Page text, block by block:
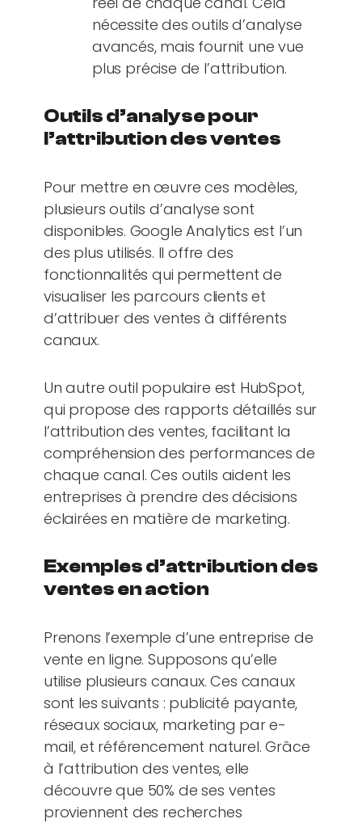
nécessite des outils d’analyse
avancés, mais fournit une vue
plus précise de l’attribution.
Outils d’analyse pour
l’attribution des ventes
Pour mettre en œuvre ces modèles,
plusieurs outils d’analyse sont
disponibles. Google Analytics est l’un
des plus utilisés. Il offre des
fonctionnalités qui permettent de
visualiser les parcours clients et
d’attribuer des ventes à différents
canaux.
Un autre outil populaire est HubSpot,
qui propose des rapports détaillés sur
l’attribution des ventes, facilitant la
compréhension des performances de
chaque canal. Ces outils aident les
entreprises à prendre des décisions
éclairées en matière de marketing.
Exemples d’attribution des
ventes en action
Prenons l’exemple d’une entreprise de
vente en ligne. Supposons qu’elle
utilise plusieurs canaux. Ces canaux
sont les suivants : publicité payante,
réseaux sociaux, marketing par e-
mail, et référencement naturel. Grâce
à l’attribution des ventes, elle
découvre que 50% de ses ventes
proviennent des recherches